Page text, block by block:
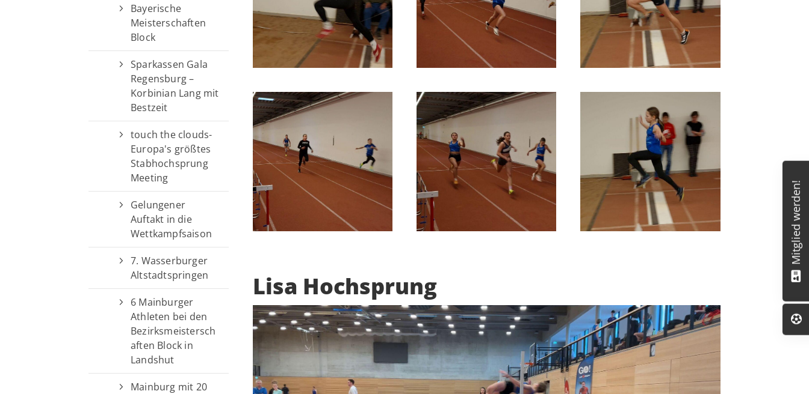
Lisa Hochsprung
Bayerische
Meisterschaften
Block
Sparkassen Gala
Regensburg –
Korbinian Lang mit
Bestzeit
touch the clouds-
Europa's größtes
Stabhochsprung
Meeting
Gelungener
Auftakt in die
Wettkampfsaison
7. Wasserburger
Altstadtspringen
6 Mainburger
Athleten bei den
Bezirksmeistersch
aften Block in
Landshut
Mainburg mit 20
Mitglied werden!